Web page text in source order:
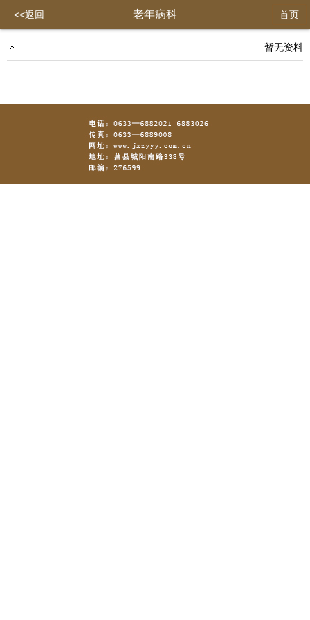
<<返回 老年病科 首页
暂无资料